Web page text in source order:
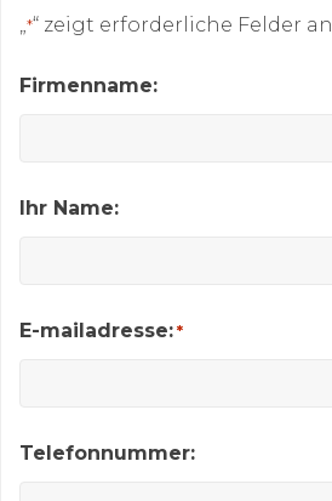
„*“ zeigt erforderliche Felder an
Firmenname:
Ihr Name:
E-mailadresse: *
Telefonnummer: